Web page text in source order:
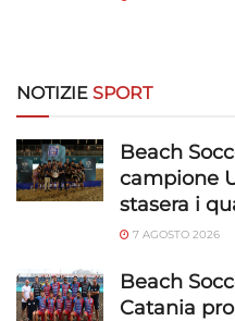
NOTIZIE SPORT
Beach
campione
stasera i
7 AGOSTO 2026
Beach
Catania